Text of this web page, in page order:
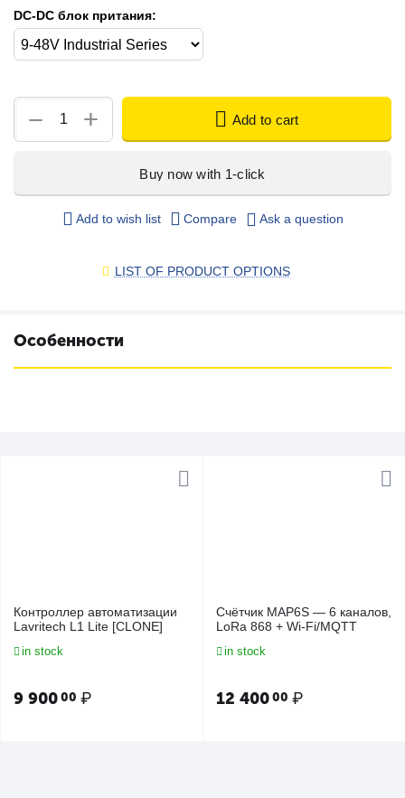
DC-DC блок притания:
+
− Add to cart
Buy now with 1-click
Add to wish list Compare Ask a question
LIST OF PRODUCT OPTIONS
Особенности
Контроллер автоматизации
Lavritech L1 Lite [CLONE]
in stock
9 90000 ₽
Счётчик MAP6S — 6 каналов,
LoRa 868 + Wi-Fi/MQTT
in stock
12 40000 ₽